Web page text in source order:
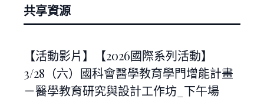
共享資源
【活動影片】【2026國際系列活動】
3/28（六）國科會醫學教育學門增能計畫
－醫學教育研究與設計工作坊_下午場